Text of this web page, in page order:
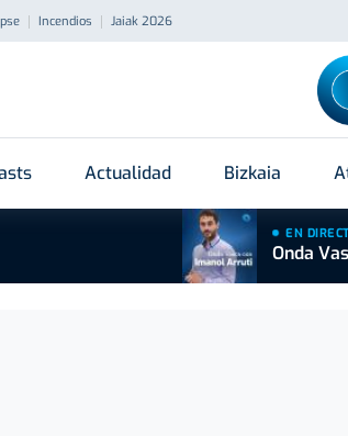
Incendios Jaiak 2026
Actualidad Bizkaia
EN
Onda